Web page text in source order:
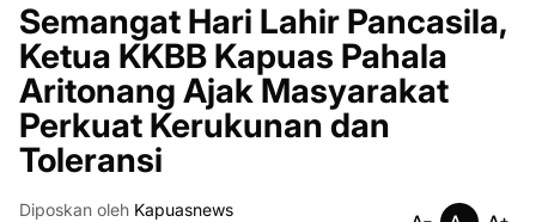
Semangat Hari Lahir Pancasila,
Ketua KKBB Kapuas Pahala
Aritonang Ajak Masyarakat
Perkuat Kerukunan dan
Toleransi
Diposkan oleh Kapuasnews